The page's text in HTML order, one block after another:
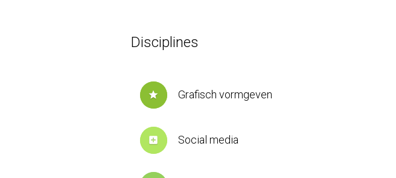
Disciplines
star Grafisch vormgeven
add_box Social media